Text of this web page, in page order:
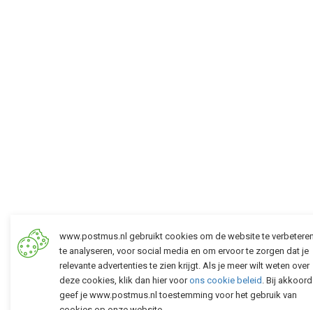
www.postmus.nl gebruikt cookies om de website te
te analyseren, voor social media en om ervoor te zorgen dat je
relevante advertenties te zien krijgt. Als je meer wilt weten over
deze cookies, klik dan hier voorons cookie beleid . Bij akkoord
geef je www.postmus.nl toestemming voor het gebruik van